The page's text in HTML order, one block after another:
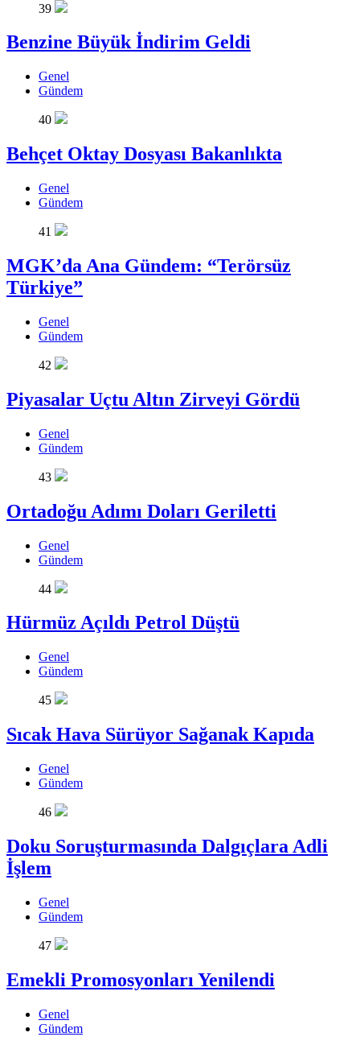
39
Benzine Büyük İndirim Geldi
Genel
Gündem
40
Behçet Oktay Dosyası Bakanlıkta
Genel
Gündem
41
MGK’da Ana Gündem: “Terörsüz
Türkiye”
Genel
Gündem
42
Piyasalar Uçtu Altın Zirveyi Gördü
Genel
Gündem
43
Ortadoğu Adımı Doları Geriletti
Genel
Gündem
44
Hürmüz Açıldı Petrol Düştü
Genel
Gündem
45
Sıcak Hava Sürüyor Sağanak Kapıda
Genel
Gündem
46
Doku Soruşturmasında Dalgıçlara Adli
İşlem
Genel
Gündem
47
Emekli Promosyonları Yenilendi
Genel
Gündem